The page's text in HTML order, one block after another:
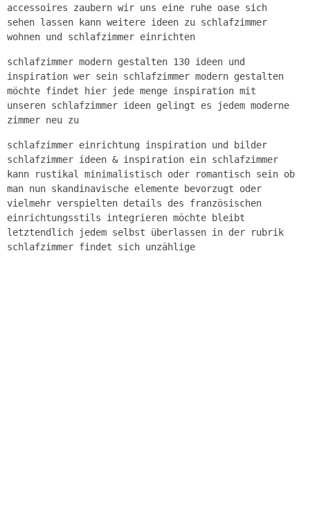
accessoires zaubern wir uns eine ruhe oase sich
sehen lassen kann weitere ideen zu schlafzimmer
wohnen und schlafzimmer einrichten
schlafzimmer modern gestalten 130 ideen und
inspiration wer sein schlafzimmer modern gestalten
möchte findet hier jede menge inspiration mit
unseren schlafzimmer ideen gelingt es jedem moderne
zimmer neu zu
schlafzimmer einrichtung inspiration und bilder
schlafzimmer ideen & inspiration ein schlafzimmer
kann rustikal minimalistisch oder romantisch sein ob
man nun skandinavische elemente bevorzugt oder
vielmehr verspielten details des französischen
einrichtungsstils integrieren möchte bleibt
letztendlich jedem selbst überlassen in der rubrik
schlafzimmer findet sich unzählige